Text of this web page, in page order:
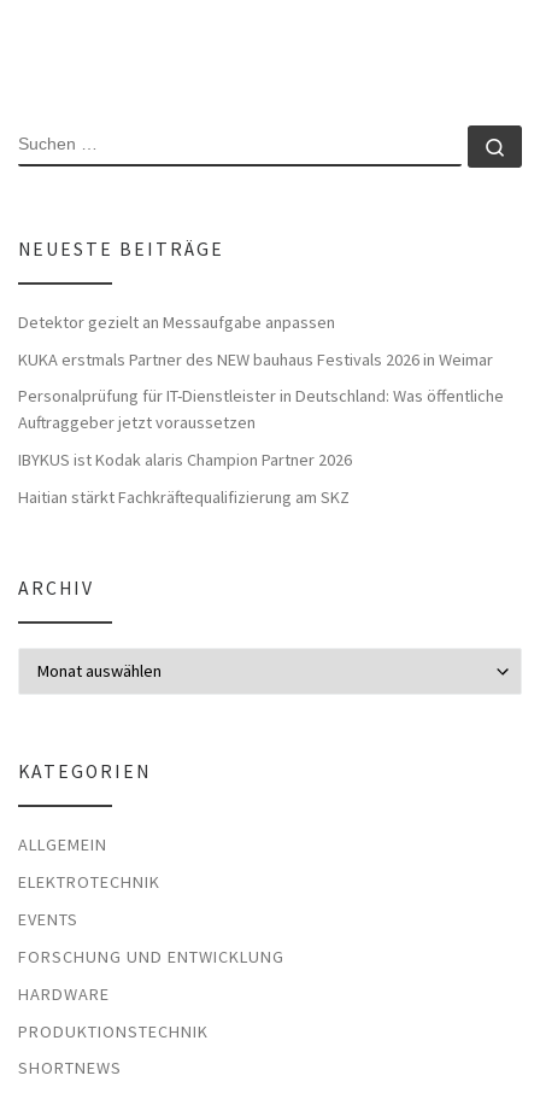
SUCHE
NEUESTE BEITRÄGE
Detektor gezielt an Messaufgabe anpassen
KUKA erstmals Partner des NEW bauhaus Festivals 2026 in Weimar
Personalprüfung für IT-Dienstleister in Deutschland: Was öffentliche
Auftraggeber jetzt voraussetzen
IBYKUS ist Kodak alaris Champion Partner 2026
Haitian stärkt Fachkräftequalifizierung am SKZ
ARCHIV
KATEGORIEN
ALLGEMEIN
ELEKTROTECHNIK
EVENTS
FORSCHUNG UND ENTWICKLUNG
HARDWARE
PRODUKTIONSTECHNIK
SHORTNEWS